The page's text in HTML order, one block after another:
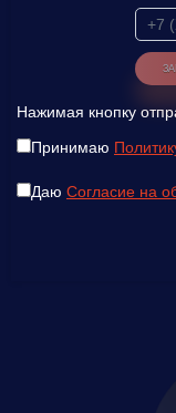
Нажимая кнопку
Принимаю
Даю Согласие на